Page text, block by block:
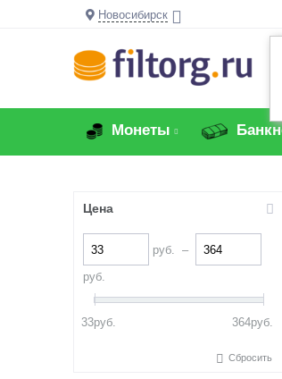
Новосибирск
Монеты
Цена
руб. –
руб.
33руб. 364руб.
Сбросить